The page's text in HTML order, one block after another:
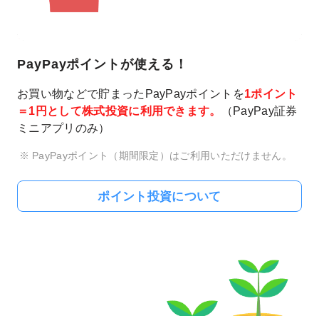
PayPayポイントが使える！
お買い物などで貯まったPayPayポイントを1ポイント
＝1円として株式投資に利用できます。
（PayPay証券
ミニアプリのみ）
PayPayポイント（期間限定）はご利用いただけません。
ポイント投資について